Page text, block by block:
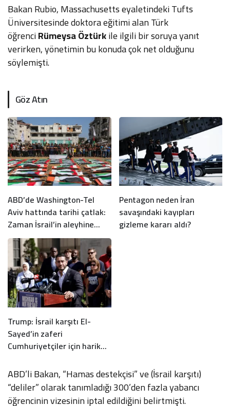
Bakan Rubio, Massachusetts eyaletindeki Tufts
Üniversitesinde doktora eğitimi alan Türk
öğrenciRümeysa Öztürkile ilgili bir soruya yanıt
verirken, yönetimin bu konuda çok net olduğunu
söylemişti.
Göz Atın
ABD’de Washington-Tel
Aviv hattında tarihi çatlak:
Zaman İsrail’in aleyhine
işliyor
Pentagon neden İran
savaşındaki kayıpları
gizleme kararı aldı?
Trump: İsrail karşıtı El-
Sayed’in zaferi
Cumhuriyetçiler için harika
ABD’li Bakan, “Hamas destekçisi” ve (İsrail karşıtı)
“deliler” olarak tanımladığı 300’den fazla yabancı
öğrencinin vizesinin iptal edildiğini belirtmişti.